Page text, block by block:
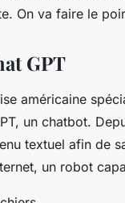
On va faire le
GPT
américaine
un chatbot.
textuel afin de
un robot